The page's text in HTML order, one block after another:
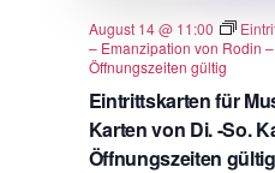
Eintrittskarten für
Karten von Di. -So.
Öffnungszeiten
August 14 @ 11:00
– Emanzipation von Rodin
Öffnungszeiten gültig